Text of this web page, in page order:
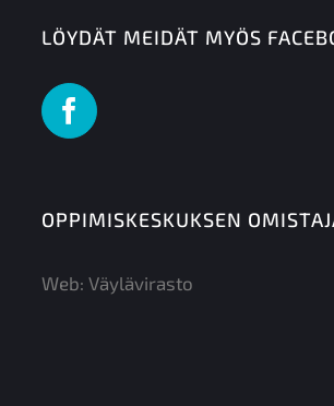
LÖYDÄT MEIDÄT MYÖS
OPPIMISKESKUKSEN
Web: Väylävirasto